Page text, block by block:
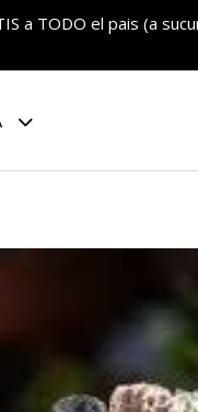
a TODO el pais (a